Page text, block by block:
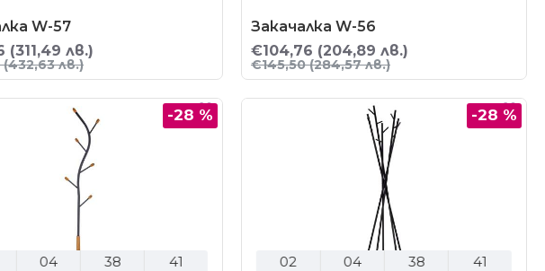
W-57
(311,49 лв.)
(432,63 лв.)
Закачалка W-56
€104,76 (204,89 лв.)
€145,50(284,57 лв.)
-28 %
04 38 40
-28 %
02 04 38 40